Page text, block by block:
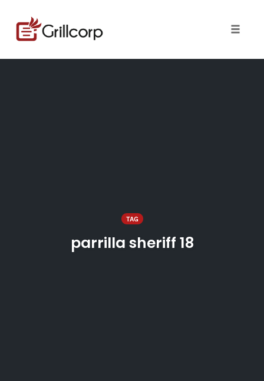
content
TAG
parrilla sheriff 18